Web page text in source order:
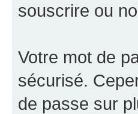
souscrire ou
Votre mot de
sécurisé.
de passe sur